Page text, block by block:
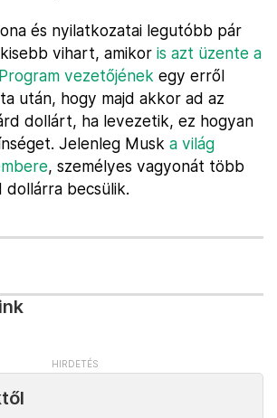
és nyilatkozatai legutóbb pár
vihart, amikor is azt üzente a
vezetőjének egy erről
után, hogy majd akkor ad az
dollárt, ha levezetik, ez hogyan
Jelenleg Musk a világ
, személyes vagyonát több
dollárra becsülik.